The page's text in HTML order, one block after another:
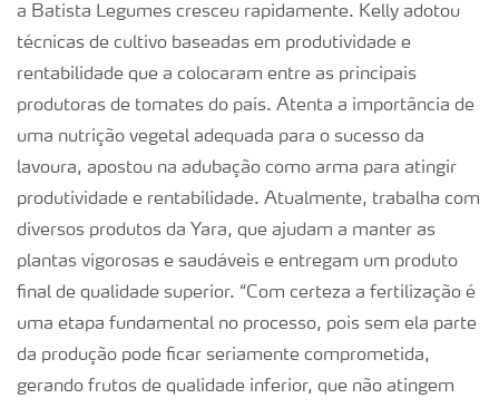
a Batista Legumes cresceu rapidamente. Kelly adotou
técnicas de cultivo baseadas em produtividade e
rentabilidade que a colocaram entre as principais
produtoras de tomates do país. Atenta a importância de
uma nutrição vegetal adequada para o sucesso da
lavoura, apostou na adubação como arma para atingir
produtividade e rentabilidade. Atualmente, trabalha com
diversos produtos da Yara, que ajudam a manter as
plantas vigorosas e saudáveis e entregam um produto
final de qualidade superior. “Com certeza a fertilização é
uma etapa fundamental no processo, pois sem ela parte
da produção pode ficar seriamente comprometida,
gerando frutos de qualidade inferior, que não atingem